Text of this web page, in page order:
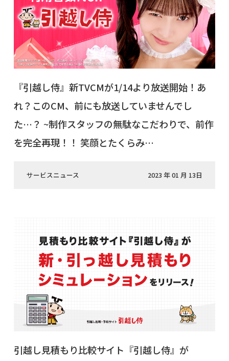
『引越し侍』新TVCMが1/14より放送開始！あ
れ？このCM、前にも放送していませんでし
た…？ ~制作スタッフの無駄なこだわりで、前作
を完全再現！！ 笑顔とたくらみ…
サービスニュース 2023 年 01 月 13日
引越し見積もり比較サイト『引越し侍』が